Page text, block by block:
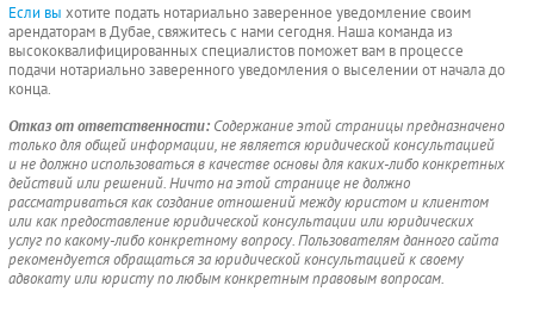
Если вы хотите подать нотариально заверенное уведомление своим
арендаторам в Дубае, свяжитесь с нами сегодня. Наша команда из
высококвалифицированных специалистов поможет вам в процессе
подачи нотариально заверенного уведомления о выселении от начала до
конца.
Отказ от ответственности:Содержание этой страницы предназначено
только для общей информации, не является юридической консультацией
и не должно использоваться в качестве основы для каких-либо конкретных
действий или решений. Ничто на этой странице не должно
рассматриваться как создание отношений между юристом и клиентом
или как предоставление юридической консультации или юридических
услуг по какому-либо конкретному вопросу. Пользователям данного сайта
рекомендуется обращаться за юридической консультацией к своему
адвокату или юристу по любым конкретным правовым вопросам.